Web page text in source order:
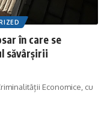
în care se
săvârșirii
Economice, cu